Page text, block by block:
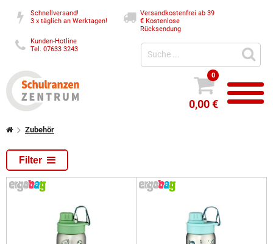
Schnellversand!
3 x täglich an Werktagen!
Versandkostenfrei ab 39
€Kostenlose
Rücksendung
Kunden-Hotline
Tel. 07633 3243
0
0,00 €
Zubehör
Filter